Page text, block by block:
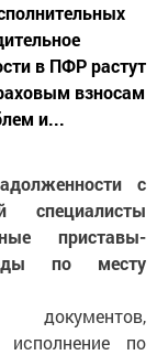
в ПФР растут
взносам
и...
с
специалисты
приставы-
по месту
документов,
исполнение по